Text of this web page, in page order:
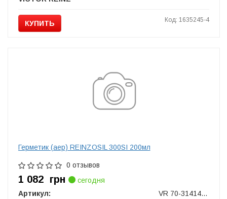
КУПИТЬ Код: 1635245-4
Герметик (аер) REINZOSIL 300SI 200мл
0 отзывов
1 082 грн
сегодня
Артикул:
VR 70-31414-20